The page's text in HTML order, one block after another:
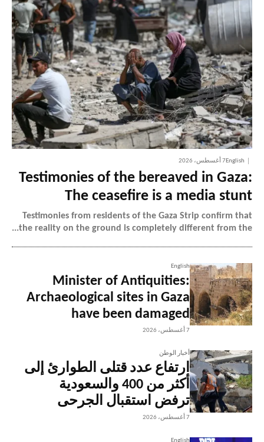
English7 أغسطس، 2026
Testimonies of the bereaved in Gaza:
The ceasefire is a media stunt
Testimonies from residents of the Gaza Strip confirm that
the reality on the ground is completely different from the...
English
Minister of Antiquities:
Archaeological sites in Gaza
have been damaged
7 أغسطس، 2026
أخبار الوطن
ارتفاع عدد قتلى الطوارئ إلى
أكثر من 400 والسعودية
ترفض استقبال الجرحى
7 أغسطس، 2026